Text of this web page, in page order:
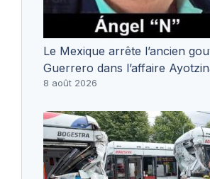
Le Mexique arrête l’ancien
Guerrero dans l’affaire
8 août 2026